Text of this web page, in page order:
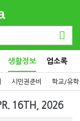
생활정보 업소록
시민권준비 학교/유학
16TH, 2026